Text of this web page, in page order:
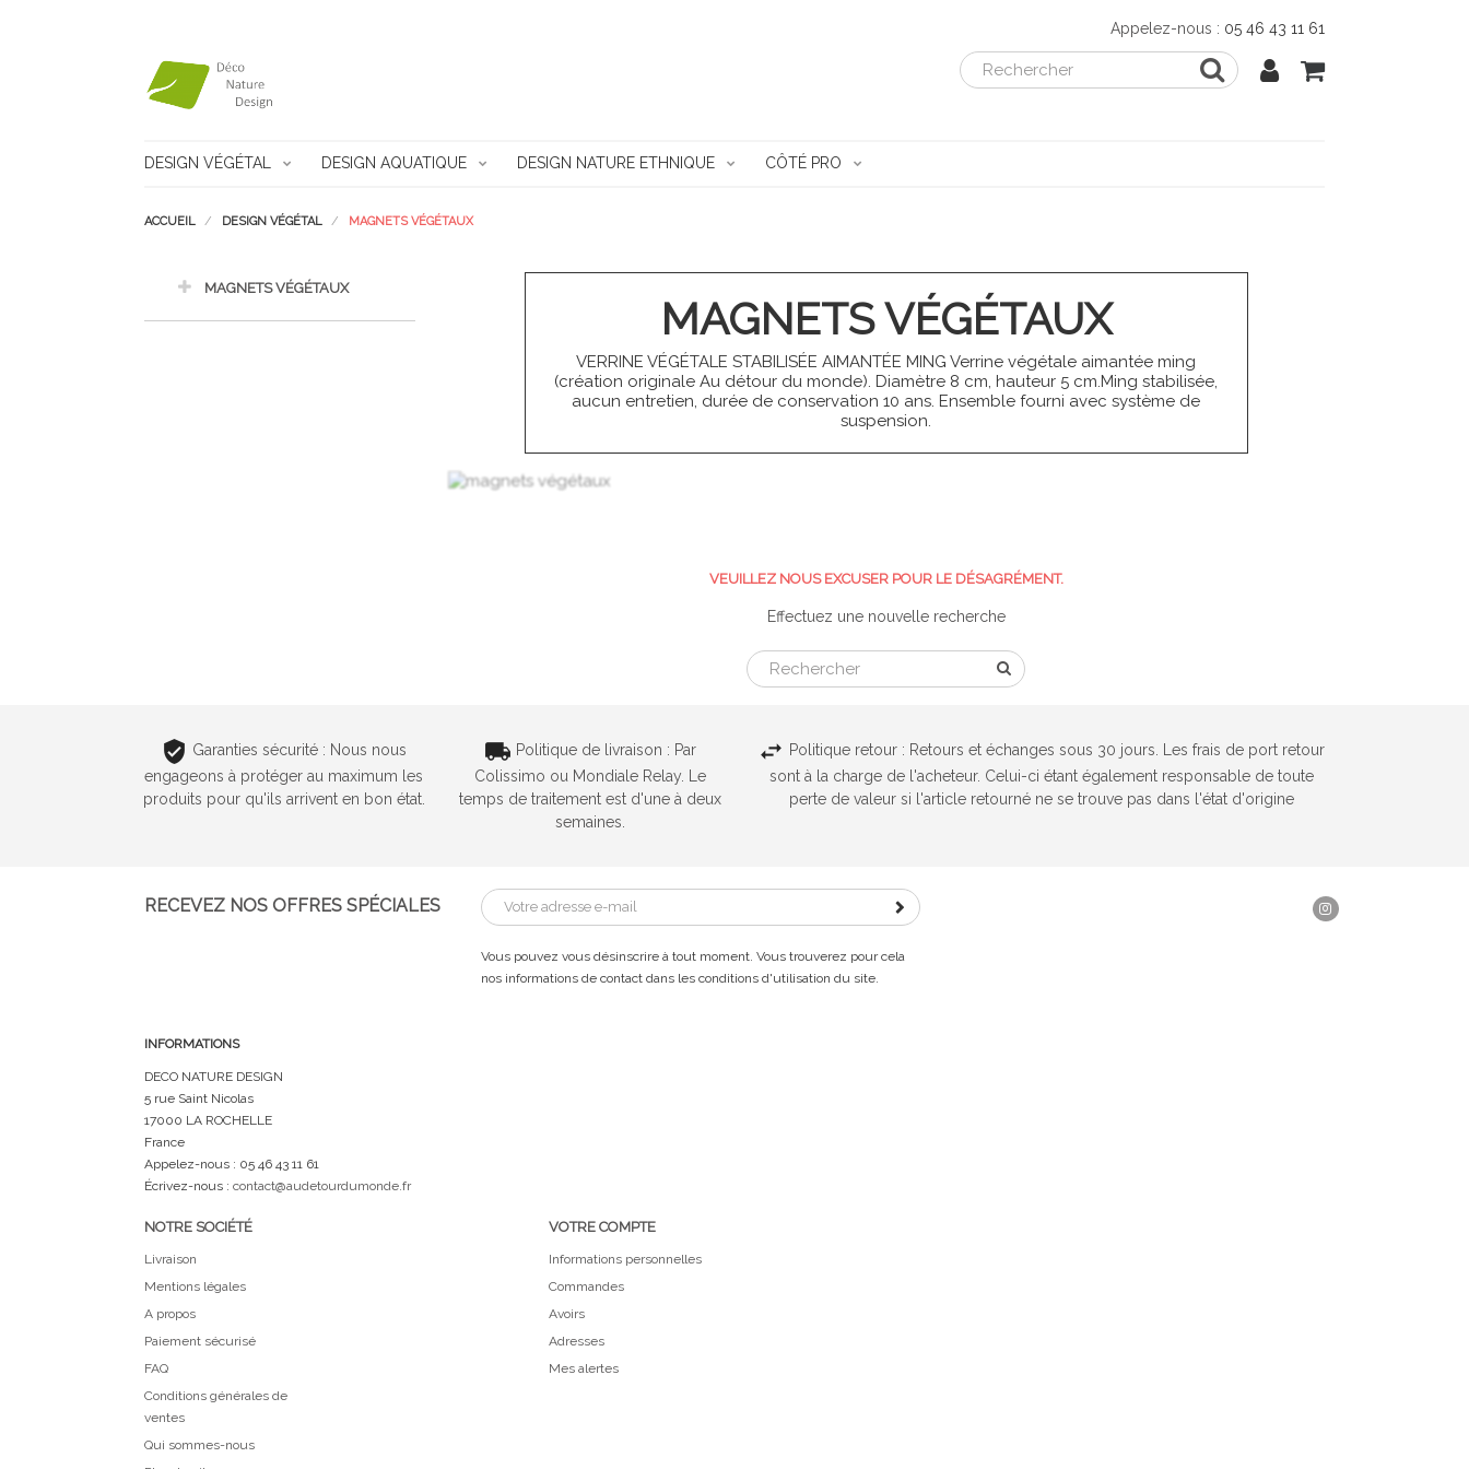
Appelez-nous : 05 46 43 11 61
DESIGN VÉGÉTAL DESIGN AQUATIQUE DESIGN NATURE ETHNIQUE CÔTÉ PRO
ACCUEIL DESIGN VÉGÉTAL MAGNETS VÉGÉTAUX
MAGNETS VÉGÉTAUX
MAGNETS VÉGÉTAUX
VERRINE VÉGÉTALE STABILISÉE AIMANTÉE MING Verrine végétale aimantée ming
(création originale Au détour du monde). Diamètre 8 cm, hauteur 5 cm.Ming stabilisée,
aucun entretien, durée de conservation 10 ans. Ensemble fourni avec système de
suspension.
VEUILLEZ NOUS EXCUSER POUR LE DÉSAGRÉMENT.
Effectuez une nouvelle recherche
Garanties sécurité : Nous nous
engageons à protéger au maximum les
produits pour qu'ils arrivent en bon état.
Politique de livraison : Par
Colissimo ou Mondiale Relay. Le
temps de traitement est d'une à deux
semaines.
Politique retour : Retours et échanges sous 30 jours. Les frais de port retour
sont à la charge de l'acheteur. Celui-ci étant également responsable de toute
perte de valeur si l'article retourné ne se trouve pas dans l'état d'origine
RECEVEZ NOS OFFRES SPÉCIALES
Vous pouvez vous désinscrire à tout moment. Vous trouverez pour cela
nos informations de contact dans les conditions d'utilisation du site.
Instagram
INFORMATIONS
DECO NATURE DESIGN
5 rue Saint Nicolas
17000 LA ROCHELLE
France
Appelez-nous : 05 46 43 11 61
Écrivez-nous : contact@audetourdumonde.fr
NOTRE SOCIÉTÉ
Livraison
Mentions légales
A propos
Paiement sécurisé
FAQ
Conditions générales de
ventes
Qui sommes-nous
VOTRE COMPTE
Informations personnelles
Commandes
Avoirs
Adresses
Mes alertes